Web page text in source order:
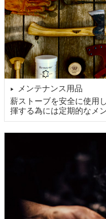
▶
メンテナンス用品
薪ストーブを安全に使用
揮する為には定期的なメ